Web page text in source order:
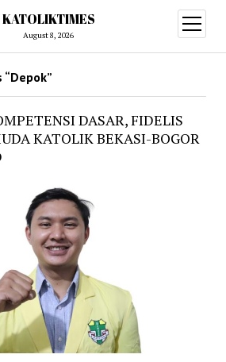
KATOLIKTIMES
August 8, 2026
open
menu
DASAR, FIDELIS
KATOLIK BEKASI-BOGOR